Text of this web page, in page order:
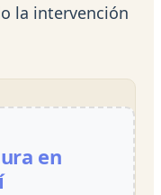
la intervención
en